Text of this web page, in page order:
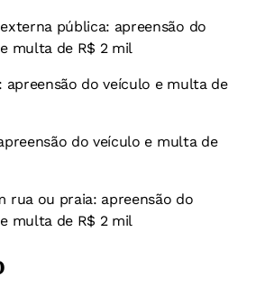
pública: apreensão do
multa de R$ 2 mil
apreensão do veículo e multa de
do veículo e multa de
rua ou praia: apreensão do
multa de R$ 2 mil